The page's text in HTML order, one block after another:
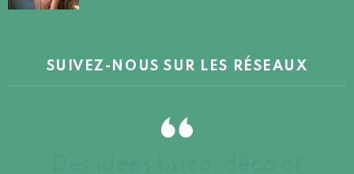
SUIVEZ-NOUS SUR LES RÉSEAUX